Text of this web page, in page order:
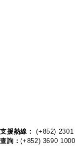
援熱線：​​(+852)
詢：(+852) 3690 1000